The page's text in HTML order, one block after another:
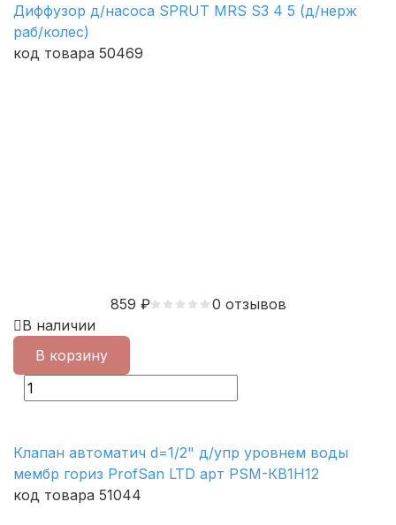
Диффузор д/насоса SPRUT MRS S3 4 5 (д/нерж
раб/колес)
код товара 50469
859 ₽
0 отзывов
В наличии
В корзину
Клапан автоматич d=1/2" д/упр уровнем воды
мембр гориз ProfSan LTD арт PSM-КВ1Н12
код товара 51044